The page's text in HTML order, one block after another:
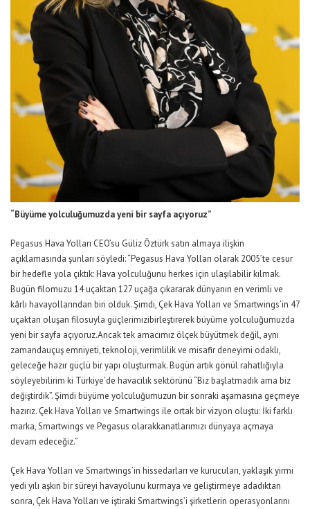
“Büyüme yolculuğumuzda yeni bir sayfa açıyoruz”
Pegasus Hava Yolları CEO’su Güliz Öztürk satın almaya ilişkin
açıklamasında şunları söyledi: “Pegasus Hava Yolları olarak 2005’te cesur
bir hedefle yola çıktık: Hava yolculuğunu herkes için ulaşılabilir kılmak.
Bugün filomuzu 14 uçaktan 127 uçağa çıkararak dünyanın en verimli ve
kârlı havayollarından biri olduk. Şimdi, Çek Hava Yolları ve Smartwings’in 47
uçaktan oluşan filosuyla güçlerimizibirleştirerek büyüme yolculuğumuzda
yeni bir sayfa açıyoruz.Ancak tek amacımız ölçek büyütmek değil, aynı
zamandauçuş emniyeti, teknoloji, verimlilik ve misafir deneyimi odaklı,
geleceğe hazır güçlü bir yapı oluşturmak. Bugün artık gönül rahatlığıyla
söyleyebilirim ki Türkiye’de havacılık sektörünü “Biz başlatmadık ama biz
değiştirdik”. Şimdi büyüme yolculuğumuzun bir sonraki aşamasına geçmeye
hazırız. Çek Hava Yolları ve Smartwings ile ortak bir vizyon oluştu: İki farklı
marka, Smartwings ve Pegasus olarakkanatlarımızı dünyaya açmaya
devam edeceğiz.”
Çek Hava Yolları ve Smartwings’in hissedarları ve kurucuları, yaklaşık yirmi
yedi yılı aşkın bir süreyi havayolunu kurmaya ve geliştirmeye adadıktan
sonra, Çek Hava Yolları ve iştiraki Smartwings’i şirketlerin operasyonlarını